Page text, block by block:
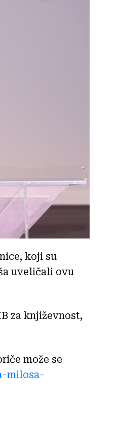
koji su
uveličali ovu
za književnost,
može se
milosa-